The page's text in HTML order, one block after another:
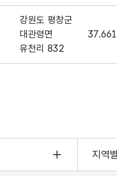
강원도 평창군
대관령면
유천리 832
강원도 평창군
지역
서울